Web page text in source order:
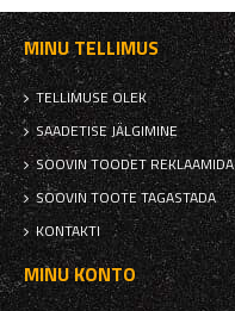
MINU TELLIMUS
TELLIMUSE OLEK
SAADETISE JÄLGIMINE
SOOVIN TOODET REKLAAMIDA
SOOVIN TOOTE TAGASTADA
KONTAKTI
MINU KONTO